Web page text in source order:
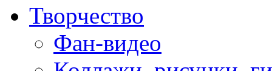
Творчество
Фан-видео